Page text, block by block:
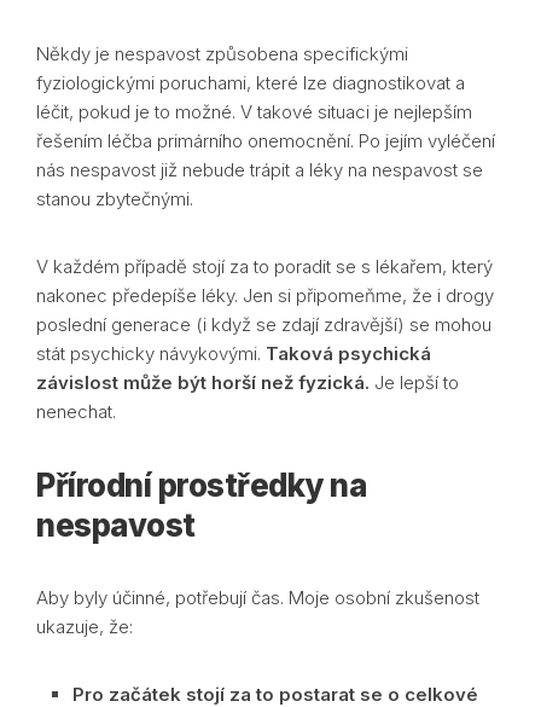
Někdy je nespavost způsobena specifickými
fyziologickými poruchami, které lze diagnostikovat a
léčit, pokud je to možné. V takové situaci je nejlepším
řešením léčba primárního onemocnění. Po jejím vyléčení
nás nespavost již nebude trápit a léky na nespavost se
stanou zbytečnými.
V každém případě stojí za to poradit se s lékařem, který
nakonec předepíše léky. Jen si připomeňme, že i drogy
poslední generace (i když se zdají zdravější) se mohou
stát psychicky návykovými. Taková psychická
závislost může být horší než fyzická. Je lepší to
nenechat.
Přírodní prostředky na
nespavost
Aby byly účinné, potřebují čas. Moje osobní zkušenost
ukazuje, že:
Pro začátek stojí za to postarat se o celkové